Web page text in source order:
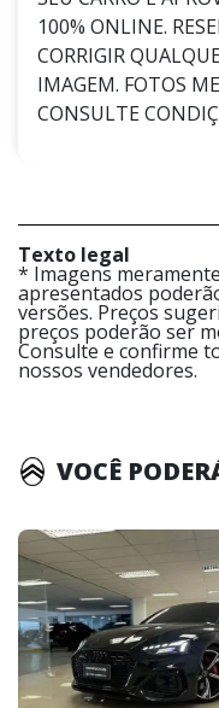
100% ONLINE.
CORRIGIR
IMAGEM. FOTOS
CONSULTE
Texto legal
* Imagens
apresentados
versões. Preços
preços poderão ser
Consulte e confirme
nossos vendedores.
VOCÊ